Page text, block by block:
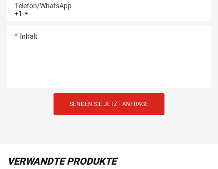
+1
Telefon/WhatsApp
Inhalt
SENDEN SIE JETZT ANFRAGE
VERWANDTE PRODUKTE